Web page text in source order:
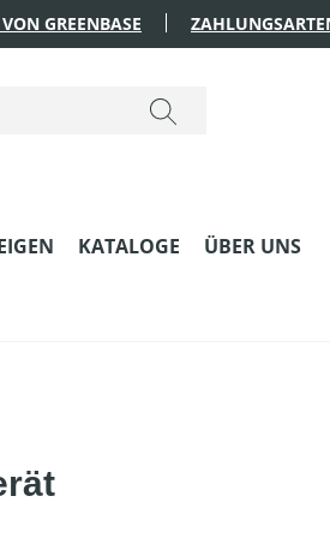
GREENBASE
KATALOGE ÜBER UNS